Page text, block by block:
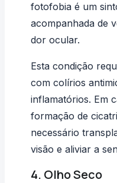
fotofobia é um
acompanhada de
dor ocular.
Esta condição
com colírios
inflamatórios. Em
formação de
necessário
visão e aliviar a
4. Olho Seco